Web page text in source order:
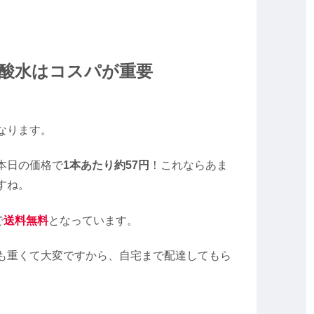
水はコスパが重要
ります。
日の価格で1本あたり約57円 ！これならあま
。
送料無料となっています。
くて大変ですから、自宅まで配達してもら